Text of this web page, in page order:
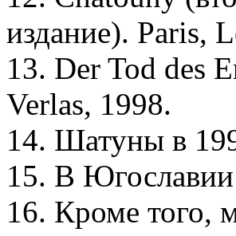
издание). Paris,
13. Der Tod des
Verlas, 1998.
14. Шатуны в
15. В Югославии
16. Кроме того,